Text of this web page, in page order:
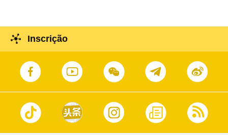
Inscrição